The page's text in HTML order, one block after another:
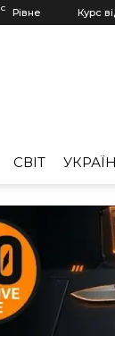
C Рівне Курс
CВІТ